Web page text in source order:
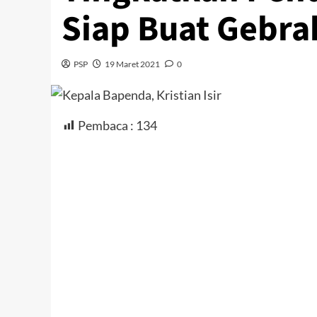
Siap Buat
PSP 19 Maret 2021 0
Pembaca : 134